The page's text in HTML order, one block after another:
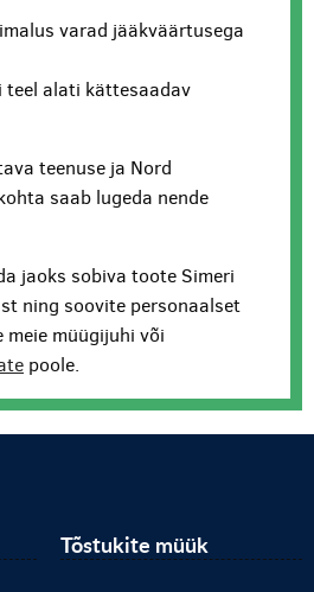
varad jääkväärtusega
teel alati kättesaadav
teenuse ja Nord
saab lugeda nende
jaoks sobiva toote Simeri
ning soovite personaalset
müügijuhi või
poole.
Tõstukite müük